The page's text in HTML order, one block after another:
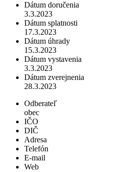
Dátum doručenia
3.3.2023
Dátum splatnosti
17.3.2023
Dátum úhrady
15.3.2023
Dátum vystavenia
3.3.2023
Dátum zverejnenia
28.3.2023
Odberateľ
obec
IČO
DIČ
Adresa
Telefón
E-mail
Web